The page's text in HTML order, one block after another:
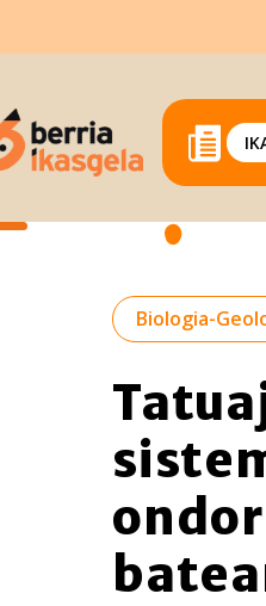
Biologia-